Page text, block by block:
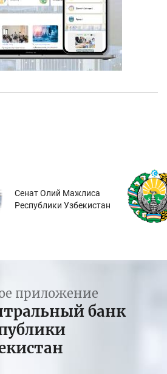
Сенат Олий Мажлиса
Республики Узбекистан
приложение
банк